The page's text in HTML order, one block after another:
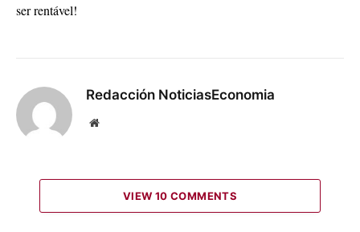
ser rentável!
Redacción NoticiasEconomia
Website
VIEW 10 COMMENTS